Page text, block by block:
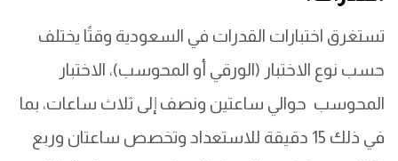
تستغرق اختبارات القدرات في السعودية وقتًا يختلف
حسب نوع الاختبار (الورقي أو المحوسب)، الاختبار
المحوسب حوالي ساعتين ونصف إلى ثلاث ساعات، بما
في ذلك 15 دقيقة للاستعداد وتخصص ساعتان وربع